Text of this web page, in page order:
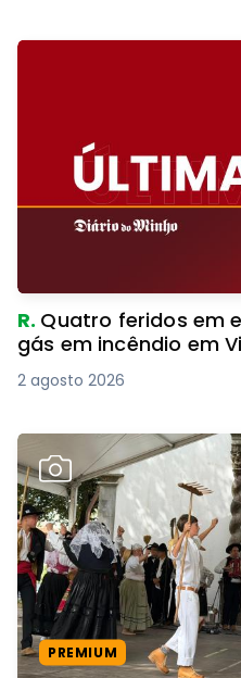
R. Quatro feridos em
gás em incêndio em
2 agosto 2026
PREMIUM